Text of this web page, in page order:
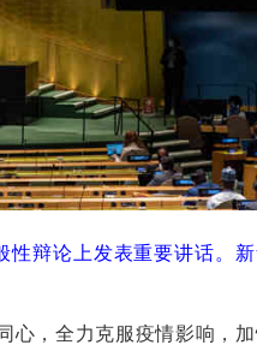
性辩论上发表重要讲话。
心，全力克服疫情影响，